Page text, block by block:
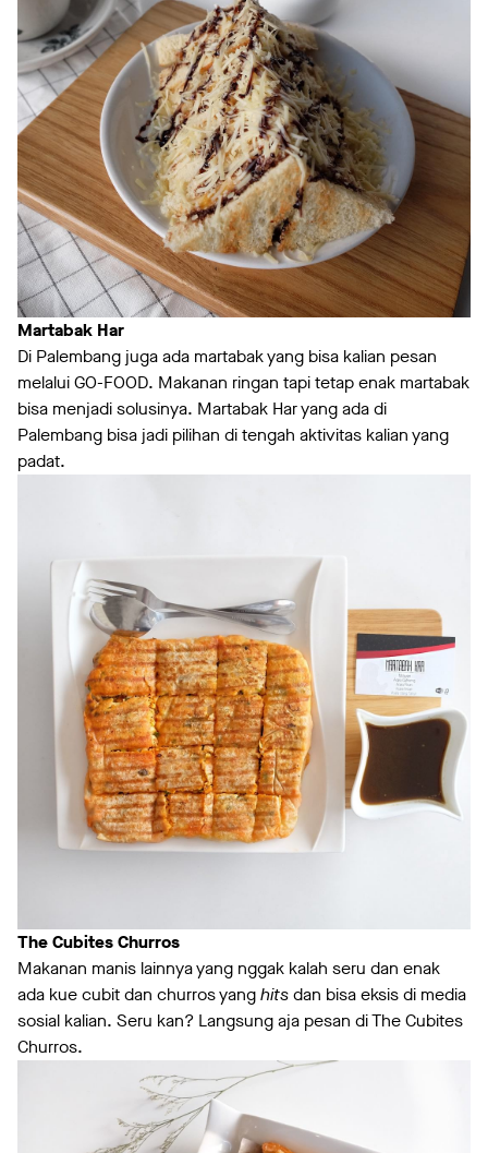
Martabak Har
Di Palembang juga ada martabak yang bisa kalian pesan
melalui GO-FOOD. Makanan ringan tapi tetap enak martabak
bisa menjadi solusinya. Martabak Har yang ada di
Palembang bisa jadi pilihan di tengah aktivitas kalian yang
padat.
The Cubites Churros
Makanan manis lainnya yang nggak kalah seru dan enak
ada kue cubit dan churros yanghitsdan bisa eksis di media
sosial kalian. Seru kan? Langsung aja pesan di The Cubites
Churros.